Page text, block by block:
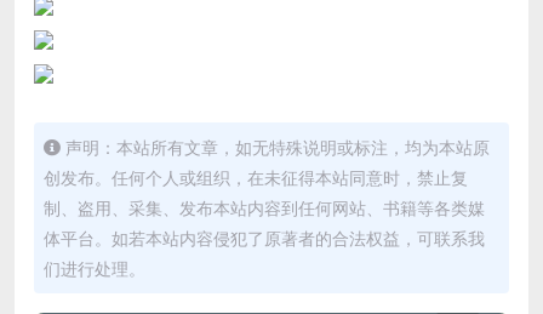
声明：本站所有文章，如无特殊说明或标注，均为本站原
创发布。任何个人或组织，在未征得本站同意时，禁止复
制、盗用、采集、发布本站内容到任何网站、书籍等各类媒
体平台。如若本站内容侵犯了原著者的合法权益，可联系我
们进行处理。